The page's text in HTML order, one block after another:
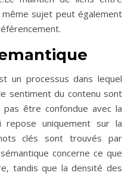
sujet peut également
un processus dans lequel
sentiment du contenu sont
être confondue avec la
uniquement sur la
clés sont trouvés par
concerne ce que
tandis que la densité des